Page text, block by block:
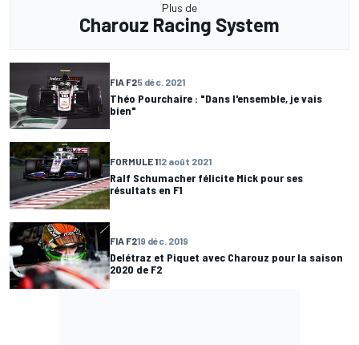
Plus de
Charouz Racing System
FIA F25 déc. 2021
Théo Pourchaire : "Dans l'ensemble, je vais
bien"
FORMULE 112 août 2021
Ralf Schumacher félicite Mick pour ses
résultats en F1
FIA F219 déc. 2019
Delétraz et Piquet avec Charouz pour la saison
2020 de F2